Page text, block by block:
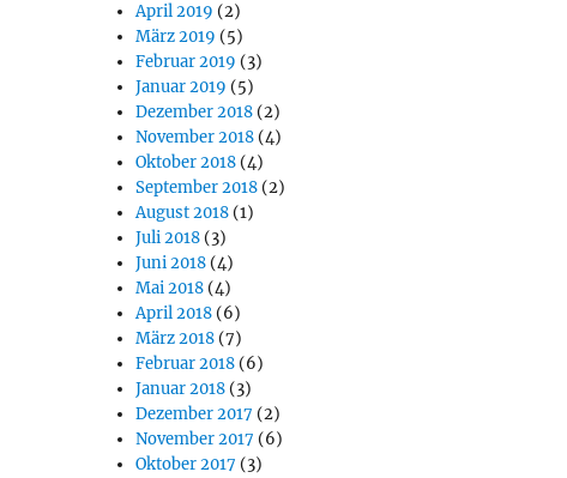
April 2019 (2)
März 2019 (5)
Februar 2019 (3)
Januar 2019 (5)
Dezember 2018 (2)
November 2018 (4)
Oktober 2018 (4)
September 2018 (2)
August 2018 (1)
Juli 2018 (3)
Juni 2018 (4)
Mai 2018 (4)
April 2018 (6)
März 2018 (7)
Februar 2018 (6)
Januar 2018 (3)
Dezember 2017 (2)
November 2017 (6)
Oktober 2017 (3)